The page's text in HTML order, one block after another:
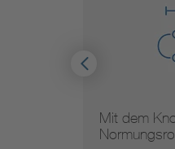
Mit dem